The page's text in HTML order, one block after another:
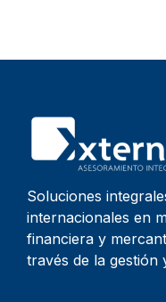
Soluciones
internacionales en
financiera y
través de la gestión